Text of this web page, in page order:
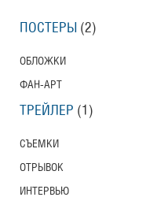
ПОСТЕРЫ (2)
ОБЛОЖКИ
ФАН-АРТ
ТРЕЙЛЕР (1)
СЪЕМКИ
ОТРЫВОК
ИНТЕРВЬЮ